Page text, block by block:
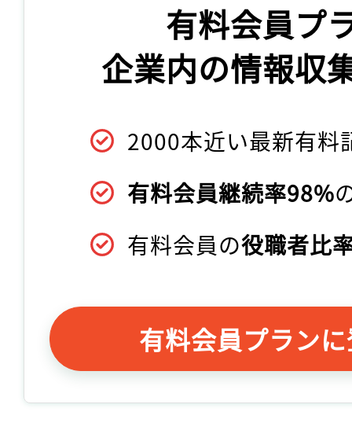
有料会員プ
企業内の情報収
2000本近い最新有料
有料会員継続率98%
有料会員の役職者比
有料会員プラン